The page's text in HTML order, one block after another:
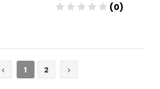
(0)
1
2